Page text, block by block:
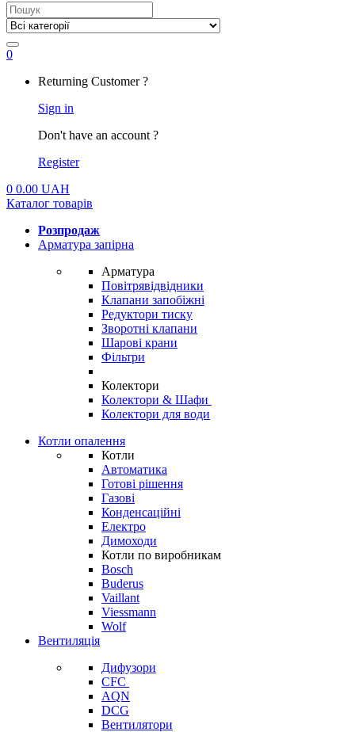
Search
for:
0
Returning Customer ?
Sign in
Don't have an account ?
Register
0 0.00 UAH
Каталог товарів
Розпродаж
Арматура запірна
Арматура
Повітрявідвідники
Клапани запобіжні
Редуктори тиску
Зворотні клапани
Шарові крани
Фільтри
Колектори
Колектори & Шафи
Колектори для води
Котли опалення
Котли
Автоматика
Готові рішення
Газові
Конденсаційні
Електро
Димоходи
Котли по виробникам
Bosch
Buderus
Vaillant
Viessmann
Wolf
Вентиляція
Дифузори
CFC
AQN
DCG
Вентилятори